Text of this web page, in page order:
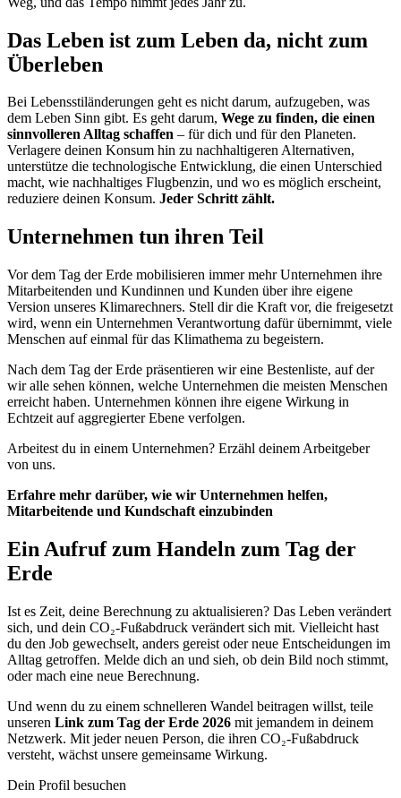
Das Leben ist zum Leben da, nicht zum
Überleben
Bei Lebensstiländerungen geht es nicht darum, aufzugeben, was
dem Leben Sinn gibt. Es geht darum, Wege zu finden, die einen
sinnvolleren Alltag schaffen – für dich und für den Planeten.
Verlagere deinen Konsum hin zu nachhaltigeren Alternativen,
unterstütze die technologische Entwicklung, die einen Unterschied
macht, wie nachhaltiges Flugbenzin, und wo es möglich erscheint,
reduziere deinen Konsum. Jeder Schritt zählt.
Unternehmen tun ihren Teil
Vor dem Tag der Erde mobilisieren immer mehr Unternehmen ihre
Mitarbeitenden und Kundinnen und Kunden über ihre eigene
Version unseres Klimarechners. Stell dir die Kraft vor, die freigesetzt
wird, wenn ein Unternehmen Verantwortung dafür übernimmt, viele
Menschen auf einmal für das Klimathema zu begeistern.
Nach dem Tag der Erde präsentieren wir eine Bestenliste, auf der
wir alle sehen können, welche Unternehmen die meisten Menschen
erreicht haben. Unternehmen können ihre eigene Wirkung in
Echtzeit auf aggregierter Ebene verfolgen.
Arbeitest du in einem Unternehmen? Erzähl deinem Arbeitgeber
von uns.
Erfahre mehr darüber, wie wir Unternehmen helfen,
Mitarbeitende und Kundschaft einzubinden
Ein Aufruf zum Handeln zum Tag der
Erde
Ist es Zeit, deine Berechnung zu aktualisieren? Das Leben verändert
sich, und dein CO₂-Fußabdruck verändert sich mit. Vielleicht hast
du den Job gewechselt, anders gereist oder neue Entscheidungen im
Alltag getroffen. Melde dich an und sieh, ob dein Bild noch stimmt,
oder mach eine neue Berechnung.
Und wenn du zu einem schnelleren Wandel beitragen willst, teile
unseren Link zum Tag der Erde 2026 mit jemandem in deinem
Netzwerk. Mit jeder neuen Person, die ihren CO₂-Fußabdruck
versteht, wächst unsere gemeinsame Wirkung.
Dein Profil besuchen